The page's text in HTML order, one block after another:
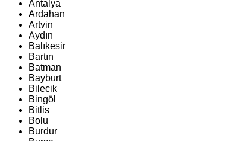
Antalya
Ardahan
Artvin
Aydın
Balıkesir
Bartın
Batman
Bayburt
Bilecik
Bingöl
Bitlis
Bolu
Burdur